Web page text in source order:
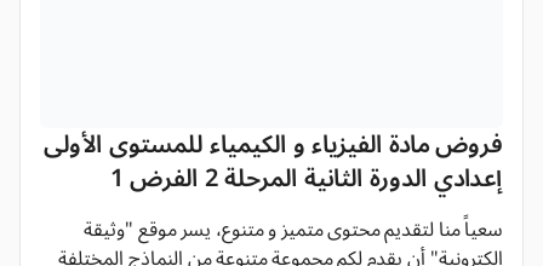
فروض مادة الفيزياء و الكيمياء للمستوى الأولى
إعدادي الدورة الثانية المرحلة 2 الفرض 1
سعياً منا لتقديم محتوى متميز و متنوع، يسر موقع "وثيقة